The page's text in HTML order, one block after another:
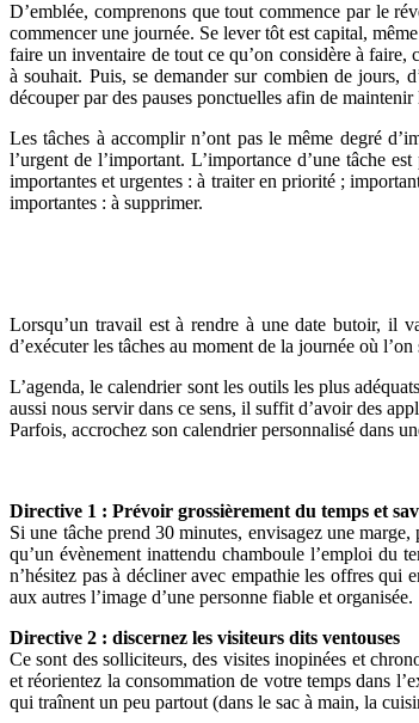
D’emblée, comprenons que tout commence par le
commencer une journée. Se lever tôt est capital,
faire un inventaire de tout ce qu’on considère à
à souhait. Puis, se demander sur combien de jours,
découper par des pauses ponctuelles afin de
Les tâches à accomplir n’ont pas le même degré
l’urgent de l’important. L’importance d’une tâche
importantes et urgentes : à traiter en priorité ;
importantes : à supprimer.
Lorsqu’un travail est à rendre à une date butoir, il
d’exécuter les tâches au moment de la journée où
L’agenda, le calendrier sont les outils les plus
aussi nous servir dans ce sens, il suffit d’avoir des
Parfois, accrochez son calendrier personnalisé dans
Directive 1 : Prévoir grossièrement du temps et
Si une tâche prend 30 minutes, envisagez une
qu’un évènement inattendu chamboule l’emploi du
n’hésitez pas à décliner avec empathie les offres
aux autres l’image d’une personne fiable et organisée.
Directive 2 : discernez les visiteurs dits ventouses
Ce sont des solliciteurs, des visites inopinées et
et réorientez la consommation de votre temps dans
qui traînent un peu partout (dans le sac à main, la